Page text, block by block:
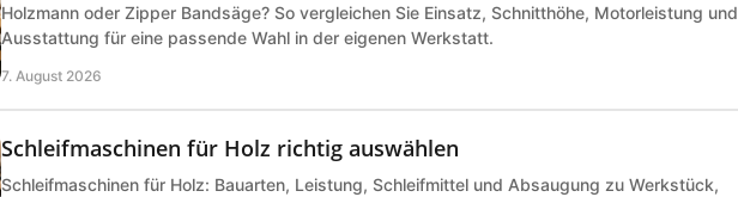
Holzmann oder Zipper Bandsäge? So vergleichen Sie Einsatz, Schnitthöhe, Motorleistung und
Ausstattung für eine passende Wahl in der eigenen Werkstatt.
7. August 2026
Schleifmaschinen für Holz richtig auswählen
Schleifmaschinen für Holz: Bauarten, Leistung, Schleifmittel und Absaugung zu Werkstück,